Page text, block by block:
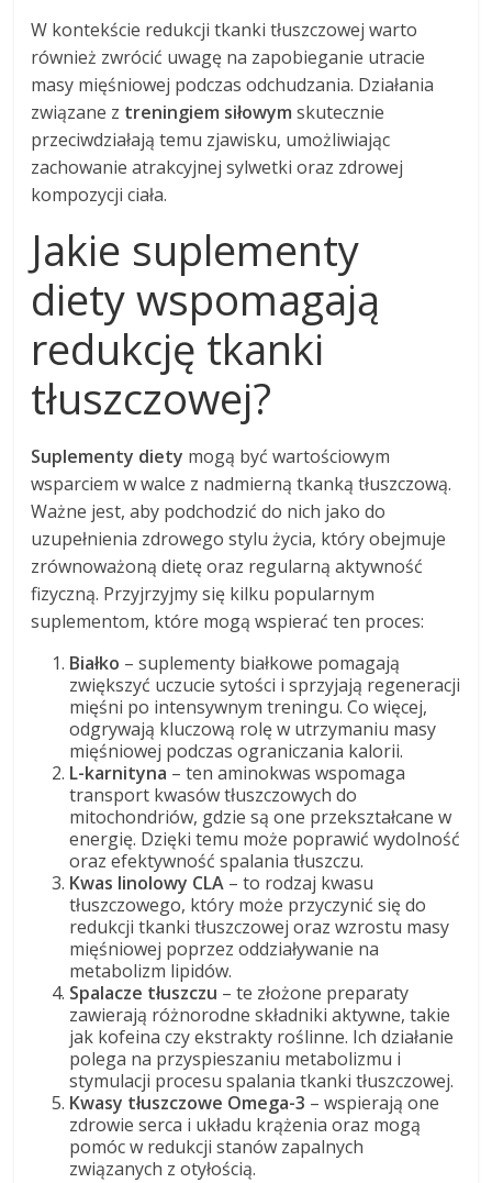
W kontekście redukcji tkanki tłuszczowej warto
również zwrócić uwagę na zapobieganie utracie
masy mięśniowej podczas odchudzania. Działania
związane z treningiem siłowym skutecznie
przeciwdziałają temu zjawisku, umożliwiając
zachowanie atrakcyjnej sylwetki oraz zdrowej
kompozycji ciała.
Jakie suplementy
diety wspomagają
redukcję tkanki
tłuszczowej?
Suplementy diety mogą być wartościowym
wsparciem w walce z nadmierną tkanką tłuszczową.
Ważne jest, aby podchodzić do nich jako do
uzupełnienia zdrowego stylu życia, który obejmuje
zrównoważoną dietę oraz regularną aktywność
fizyczną. Przyjrzyjmy się kilku popularnym
suplementom, które mogą wspierać ten proces:
Białko – suplementy białkowe pomagają
zwiększyć uczucie sytości i sprzyjają regeneracji
mięśni po intensywnym treningu. Co więcej,
odgrywają kluczową rolę w utrzymaniu masy
mięśniowej podczas ograniczania kalorii.
L-karnityna – ten aminokwas wspomaga
transport kwasów tłuszczowych do
mitochondriów, gdzie są one przekształcane w
energię. Dzięki temu może poprawić wydolność
oraz efektywność spalania tłuszczu.
Kwas linolowy CLA – to rodzaj kwasu
tłuszczowego, który może przyczynić się do
redukcji tkanki tłuszczowej oraz wzrostu masy
mięśniowej poprzez oddziaływanie na
metabolizm lipidów.
Spalacze tłuszczu – te złożone preparaty
zawierają różnorodne składniki aktywne, takie
jak kofeina czy ekstrakty roślinne. Ich działanie
polega na przyspieszaniu metabolizmu i
stymulacji procesu spalania tkanki tłuszczowej.
Kwasy tłuszczowe Omega-3 – wspierają one
zdrowie serca i układu krążenia oraz mogą
pomóc w redukcji stanów zapalnych
związanych z otyłością.